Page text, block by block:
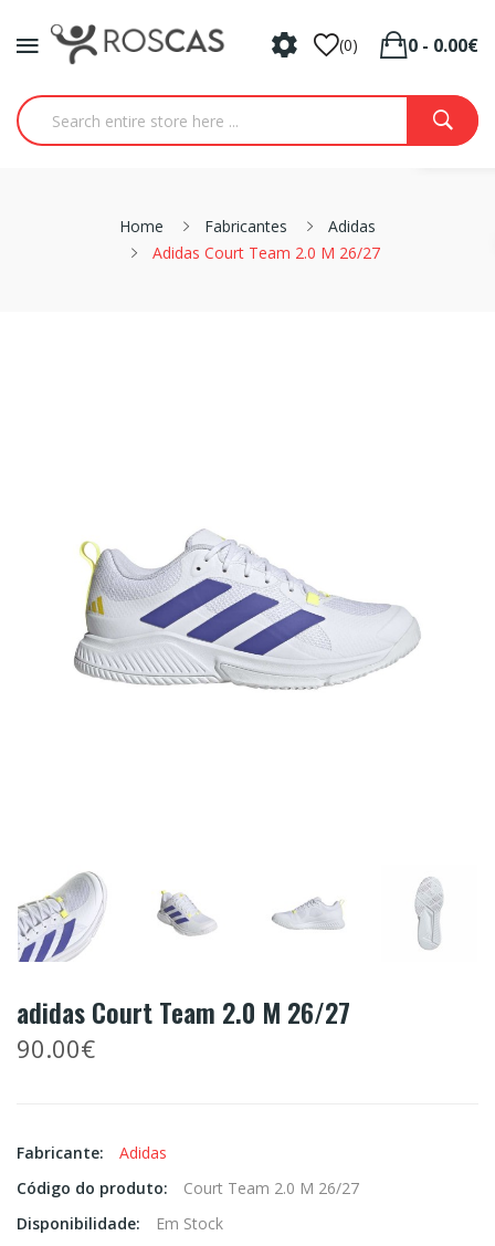
(0) 0 - 0.00€
Home Fabricantes
Adidas
Adidas Court Team 2.0 M 26/27
adidas Court Team 2.0 M 26/27
90.00€
Fabricante:
Adidas
Código do produto:
Court Team 2.0 M 26/27
Disponibilidade:
Em Stock